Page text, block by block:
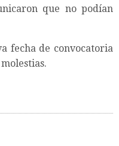
que no podían
fecha de convocatoria